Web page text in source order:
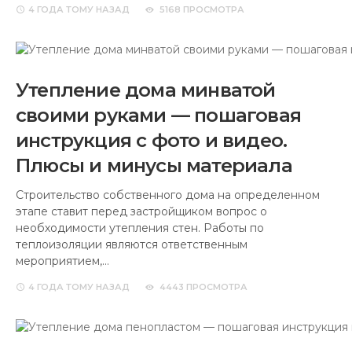
4 ГОДА ТОМУ НАЗАД 5168 ПРОСМОТРА
Утепление дома минватой
своими руками — пошаговая
инструкция с фото и видео.
Плюсы и минусы материала
Строительство собственного дома на определенном
этапе ставит перед застройщиком вопрос о
необходимости утепления стен. Работы по
теплоизоляции являются ответственным
мероприятием,…
4 ГОДА ТОМУ НАЗАД 4443 ПРОСМОТРА